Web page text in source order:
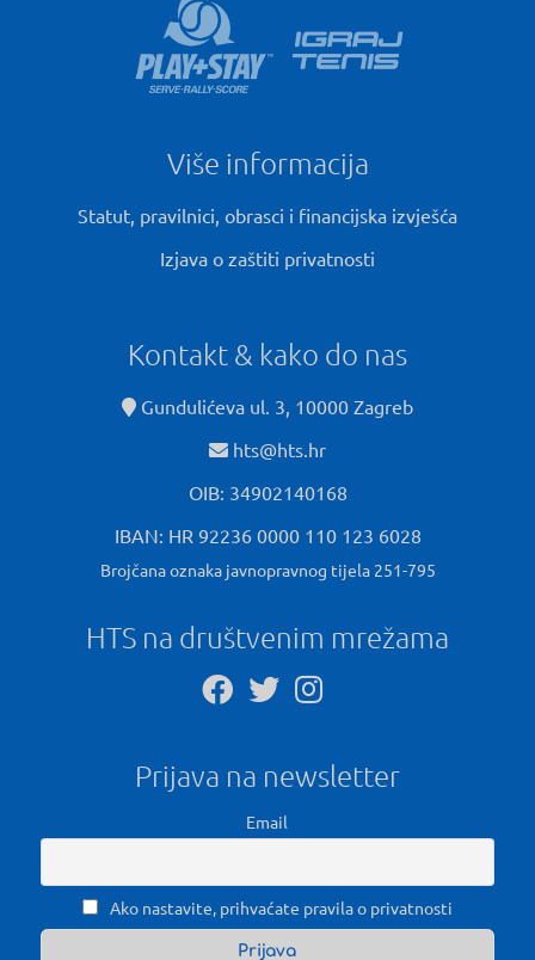
Više informacija
Statut, pravilnici, obrasci i financijska izvješća
Izjava o zaštiti privatnosti
Kontakt & kako do nas
Gundulićeva ul. 3, 10000 Zagreb
hts@hts.hr
OIB: 34902140168
IBAN: HR 92236 0000 110 123 6028
Brojčana oznaka javnopravnog tijela 251-795
HTS na društvenim mrežama
Prijava na newsletter
Email
Ako nastavite, prihvaćate pravila o privatnosti